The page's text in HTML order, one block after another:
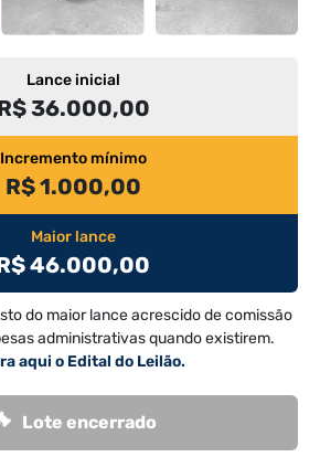
Lance inicial
36.000,00
Incremento mínimo
R$ 1.000,00
Maior lance
46.000,00
do maior lance acrescido de comissão
administrativas quando existirem.
aqui o Edital do Leilão.
Lote encerrado